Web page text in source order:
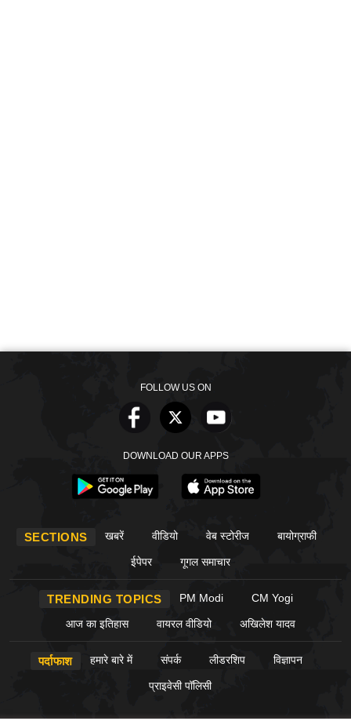
FOLLOW US ON
DOWNLOAD OUR APPS
SECTIONS खबरें वीडियो वेब स्टोरीज बायोग्राफी
ईपेपर गूगल समाचार
TRENDING TOPICS PM Modi CM Yogi
आज का इतिहास वायरल वीडियो अखिलेश यादव
पर्दाफाश हमारे बारे में संपर्क लीडरशिप विज्ञापन
प्राइवेसी पॉलिसी